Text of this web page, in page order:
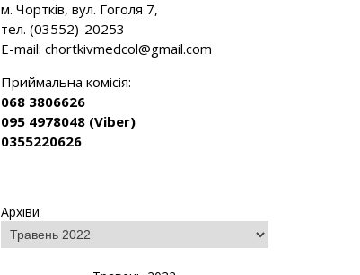
м. Чортків, вул. Гоголя 7,
тел. (03552)-20253
E-mail:chortkivmedcol@gmail.com
Приймальна комісія:
068 3806626
095 4978048 (Viber)
0355220626
Архіви